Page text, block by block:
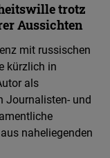
trotz
Aussichten
mit russischen
kürzlich in
als
Journalisten- und
naheliegenden